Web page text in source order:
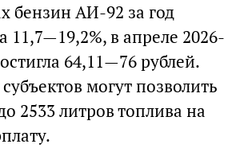
бензин АИ-92 за год
11,7—19,2%, в апреле 2026-
64,11—76 рублей.
могут позволить
2533 литров топлива на